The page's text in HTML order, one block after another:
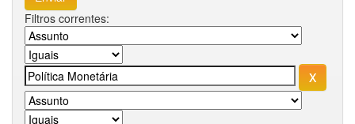
Filtros correntes: